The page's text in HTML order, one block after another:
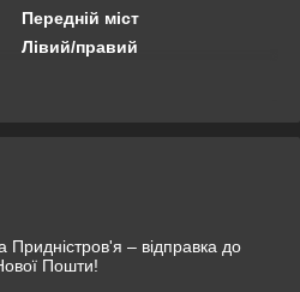
Передній міст
Лівий/правий
Придністров'я – відправка до
Пошти!